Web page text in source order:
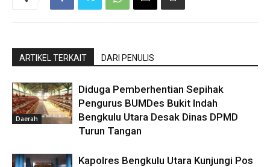
ARTIKEL TERKAIT DARI PENULIS
Daerah
Diduga Pemberhentian Sepihak
Pengurus BUMDes Bukit Indah
Bengkulu Utara Desak Dinas DPMD
Turun Tangan
Kapolres Bengkulu Utara Kunjungi Pos